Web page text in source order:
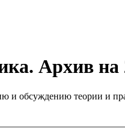
Архив на
и обсуждению теории и